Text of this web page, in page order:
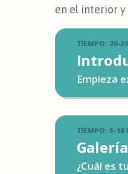
en el interior
TIEMPO: 20-
Empieza
TIEMPO: 5-10
¿Cuál es